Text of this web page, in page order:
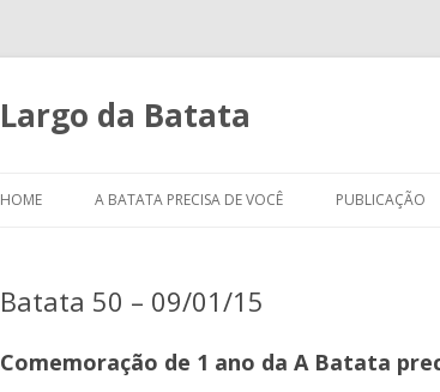
Largo da Batata
HOME A BATATA PRECISA DE VOCÊ PUBLICAÇÃO
Batata 50 – 09/01/15
Comemoração de 1 ano da A Batata